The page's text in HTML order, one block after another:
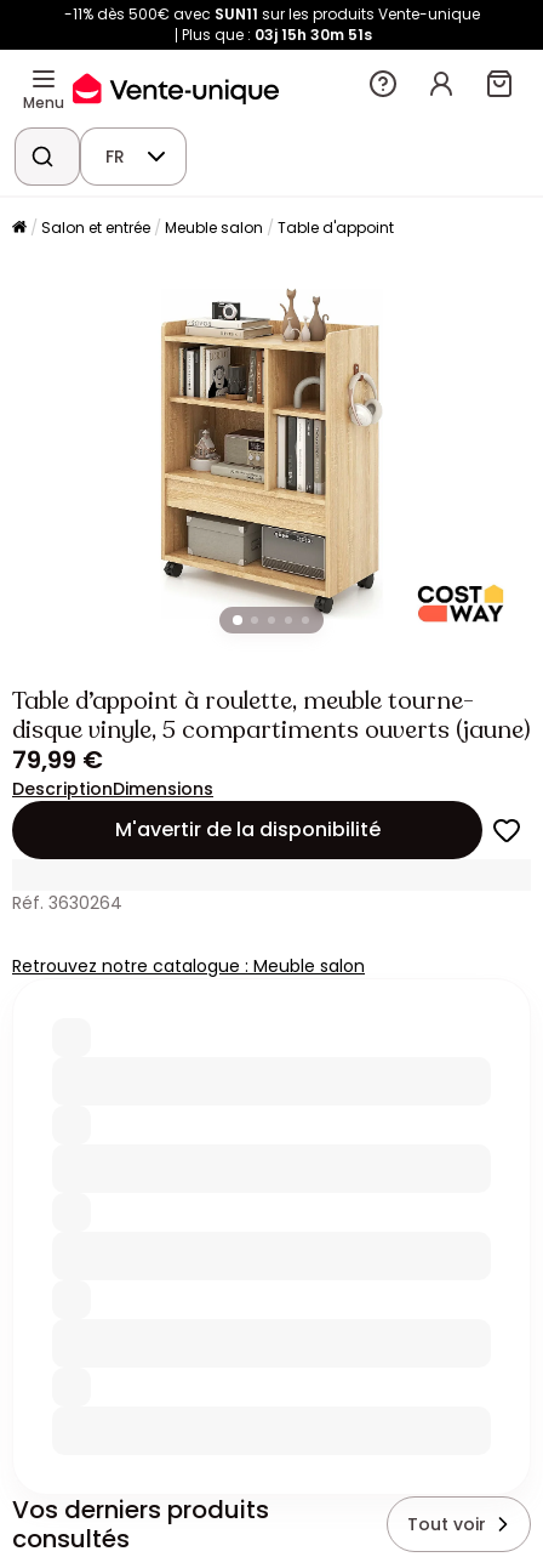
-11% dès 500€ avec SUN11 sur les produits Vente-unique
Plus que : 03j 15h 30m 50s
Menu
FR
Salon et entrée Meuble salon Table d'appoint
Table d’appoint à roulette, meuble tourne-
disque vinyle, 5 compartiments ouverts (jaune)
79,99 €
DescriptionDimensions
M'avertir de la disponibilité
Réf. 3630264
Retrouvez notre catalogue : Meuble salon
Vos derniers produits
consultés
Tout voir